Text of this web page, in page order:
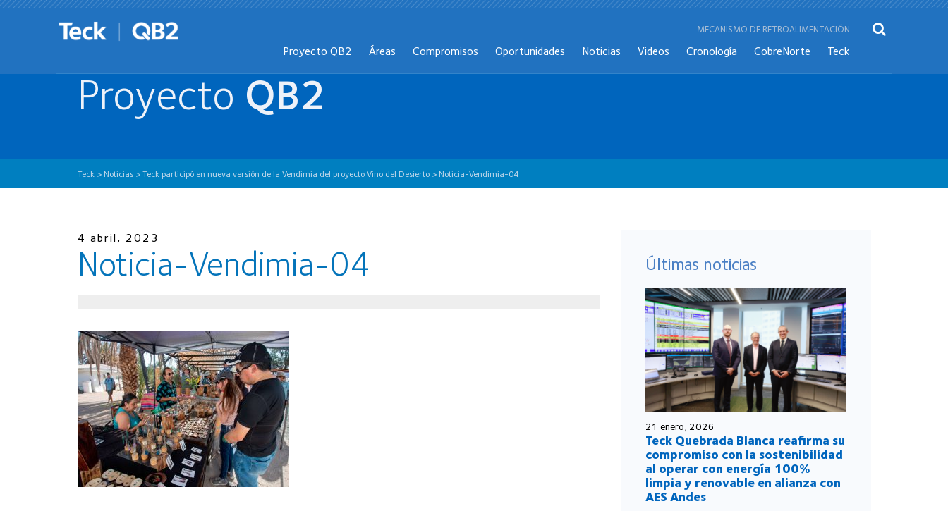
MECANISMO DE RETROALIMENTACIÓN
Proyecto QB2 Áreas Compromisos Oportunidades Noticias Videos Cronología CobreNorte Teck
Proyecto QB2
Teck> Noticias> Teck participó en nueva versión de la Vendimia del proyecto Vino del Desierto> Noticia-Vendimia-04
4 abril, 2023
Noticia-Vendimia-04 Últimas noticias
21 enero, 2026
Teck Quebrada Blanca reafirma su
compromiso con la sostenibilidad
al operar con energía 100%
limpia y renovable en alianza con
AES Andes